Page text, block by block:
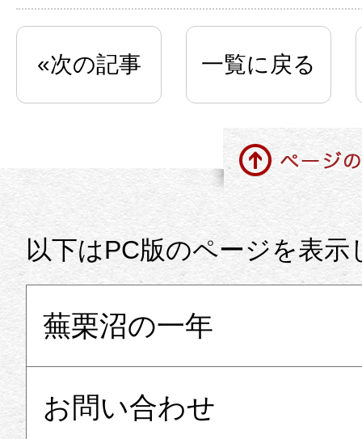
«次の記事 一覧に戻る
ページの先頭に戻る
以下はPC版のページを表示
蕪栗沼の一年
お問い合わせ